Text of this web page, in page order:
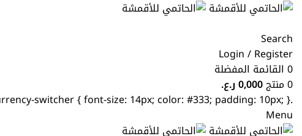
Search
Login / Register
0 القائمة المفضلة
0منتج0,000ر.ع.
.currency-switcher { font-size: 14px; color: #333; padding: 10px; }
Menu